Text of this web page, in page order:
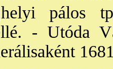
pálos
- Utóda